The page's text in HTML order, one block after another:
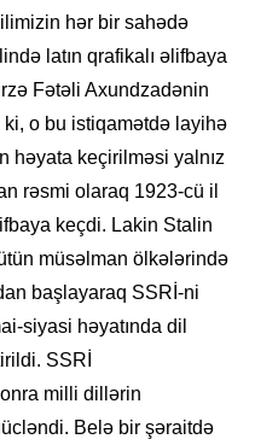
hər bir sahədə
latın qrafikalı əlifbaya
Fətəli Axundzadənin
o bu istiqamətdə layihə
həyata keçirilməsi yalnız
rəsmi olaraq 1923-cü il
keçdi. Lakin Stalin
müsəlman ölkələrində
başlayaraq SSRİ-ni
siyasi həyatında dil
SSRİ
milli dillərin
Belə bir şəraitdə